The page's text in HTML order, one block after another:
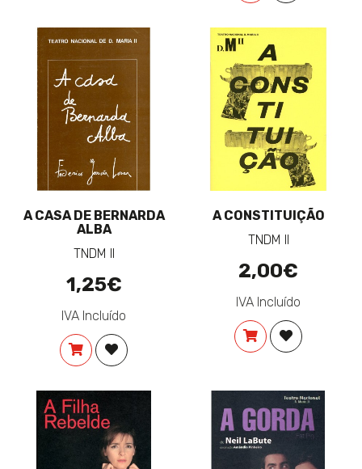
A CASA DE BERNARDA
ALBA
TNDM II
1,25€
IVA Incluído
COMPRARADICIONAR À LISTA DE DESEJOS
A CONSTITUIÇÃO
TNDM II
2,00€
IVA Incluído
COMPRARADICIONAR